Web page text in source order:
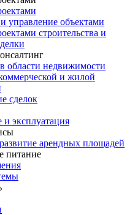
управление объектами
строительства и
области недвижимости
и жилой
сделок
эксплуатация
арендных площадей
питание